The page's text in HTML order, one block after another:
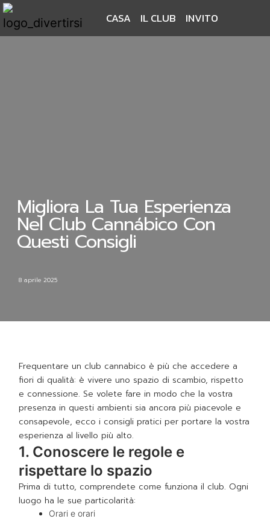
CASA IL CLUB INVITO
Migliora La Tua Esperienza
Nel Club Cannábico Con
Questi Consigli
8 aprile 2025
Frequentare un club cannabico è più che accedere a
fiori di qualità: è vivere uno spazio di scambio, rispetto
e connessione. Se volete fare in modo che la vostra
presenza in questi ambienti sia ancora più piacevole e
consapevole, ecco i consigli pratici per portare la vostra
esperienza al livello più alto.
1. Conoscere le regole e
rispettare lo spazio
Prima di tutto, comprendete come funziona il club. Ogni
luogo ha le sue particolarità:
Orari e orari